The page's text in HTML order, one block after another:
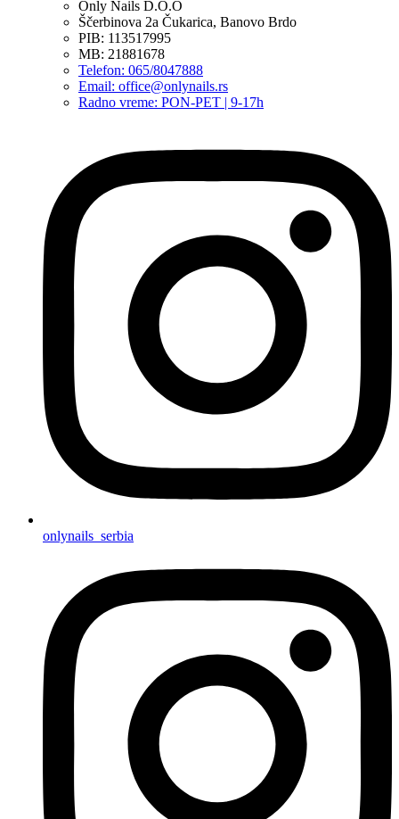
Only Nails D.O.O
Ščerbinova 2a Čukarica, Banovo Brdo
PIB: 113517995
MB: 21881678
Telefon: 065/8047888
Email: office@onlynails.rs
Radno vreme: PON-PET | 9-17h
onlynails_serbia